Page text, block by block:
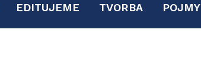
EDITUJEME TVORBA POJMY